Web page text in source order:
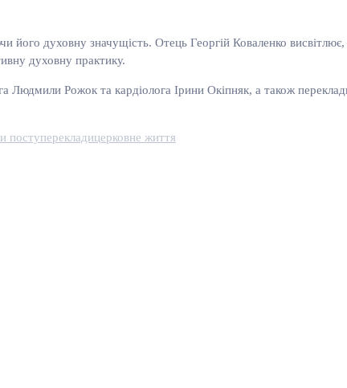
його духовну значущість. Отець Георгій Коваленко
духовну практику.
Людмили Рожок та кардіолога Ірини Окіпняк, а також
поступерекладицерковне життя